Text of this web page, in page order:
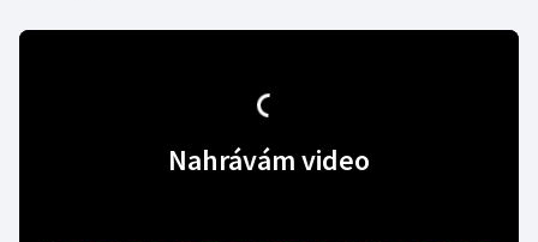
Motorsport
Nahrávám video